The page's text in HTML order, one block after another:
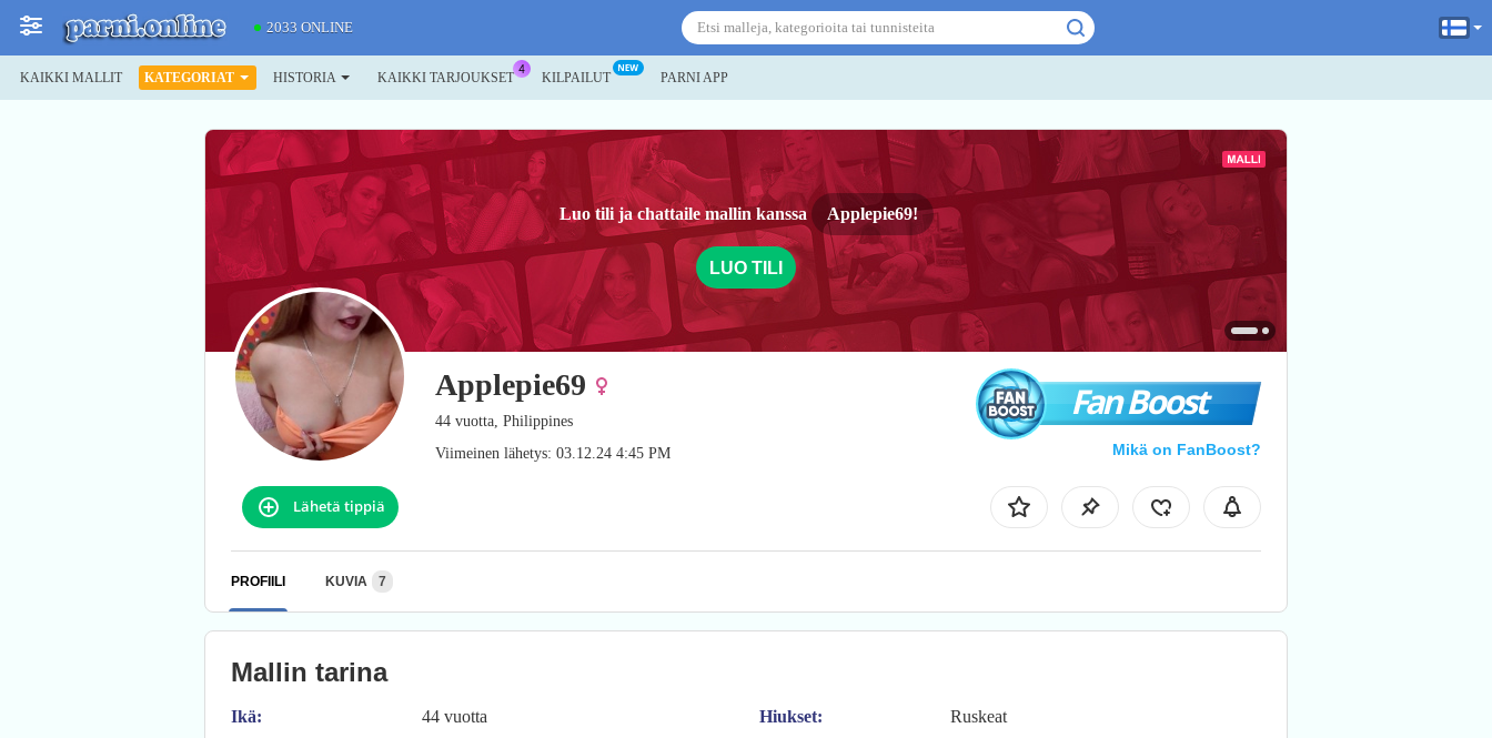
2033 ONLINE
KAIKKI MALLIT KATEGORIAT HISTORIA KAIKKI TARJOUKSET KILPAILUT PARNI APP
Luo tili ja chattaile mallin kanssa Applepie69!
LUO TILI
Applepie69
44 vuotta, Philippines
Viimeinen lähetys: 03.12.24 4:45 PM
Fan Boost
Mikä on FanBoost?
Lähetä tippiä
PROFIILI KUVIA 7
Mallin tarina
Ikä:
44 vuotta
Hiukset:
Ruskeat